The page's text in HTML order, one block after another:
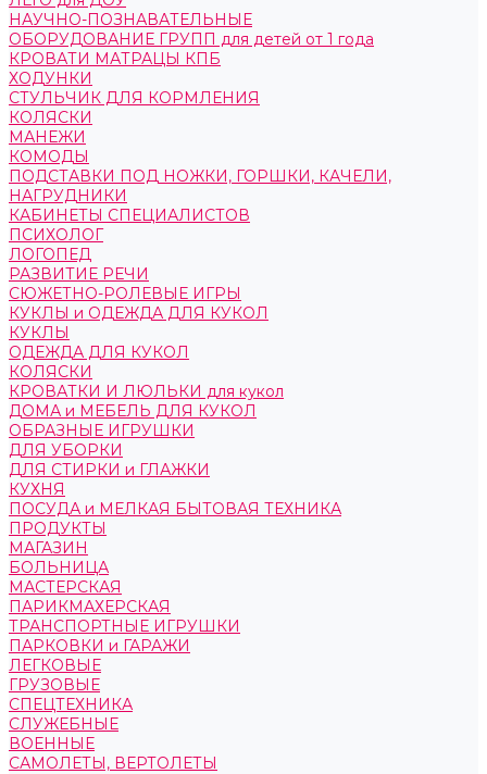
НАУЧНО-ПОЗНАВАТЕЛЬНЫЕ
ОБОРУДОВАНИЕ ГРУПП для детей от 1 года
КРОВАТИ МАТРАЦЫ КПБ
ХОДУНКИ
СТУЛЬЧИК ДЛЯ КОРМЛЕНИЯ
КОЛЯСКИ
МАНЕЖИ
КОМОДЫ
ПОДСТАВКИ ПОД НОЖКИ, ГОРШКИ, КАЧЕЛИ,
НАГРУДНИКИ
КАБИНЕТЫ СПЕЦИАЛИСТОВ
ПСИХОЛОГ
ЛОГОПЕД
РАЗВИТИЕ РЕЧИ
СЮЖЕТНО-РОЛЕВЫЕ ИГРЫ
КУКЛЫ и ОДЕЖДА ДЛЯ КУКОЛ
КУКЛЫ
ОДЕЖДА ДЛЯ КУКОЛ
КОЛЯСКИ
КРОВАТКИ И ЛЮЛЬКИ для кукол
ДОМА и МЕБЕЛЬ ДЛЯ КУКОЛ
ОБРАЗНЫЕ ИГРУШКИ
ДЛЯ УБОРКИ
ДЛЯ СТИРКИ и ГЛАЖКИ
КУХНЯ
ПОСУДА и МЕЛКАЯ БЫТОВАЯ ТЕХНИКА
ПРОДУКТЫ
МАГАЗИН
БОЛЬНИЦА
МАСТЕРСКАЯ
ПАРИКМАХЕРСКАЯ
ТРАНСПОРТНЫЕ ИГРУШКИ
ПАРКОВКИ и ГАРАЖИ
ЛЕГКОВЫЕ
ГРУЗОВЫЕ
СПЕЦТЕХНИКА
СЛУЖЕБНЫЕ
ВОЕННЫЕ
САМОЛЕТЫ, ВЕРТОЛЕТЫ